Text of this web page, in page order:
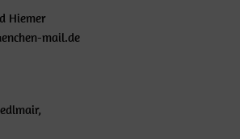
Hiemer
mail.de